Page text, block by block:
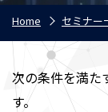
Home セミナー
次の条件を満た
す。